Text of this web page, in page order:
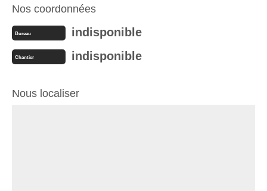
Nos coordonnées
Bureau indisponible
Chantier indisponible
Nous localiser